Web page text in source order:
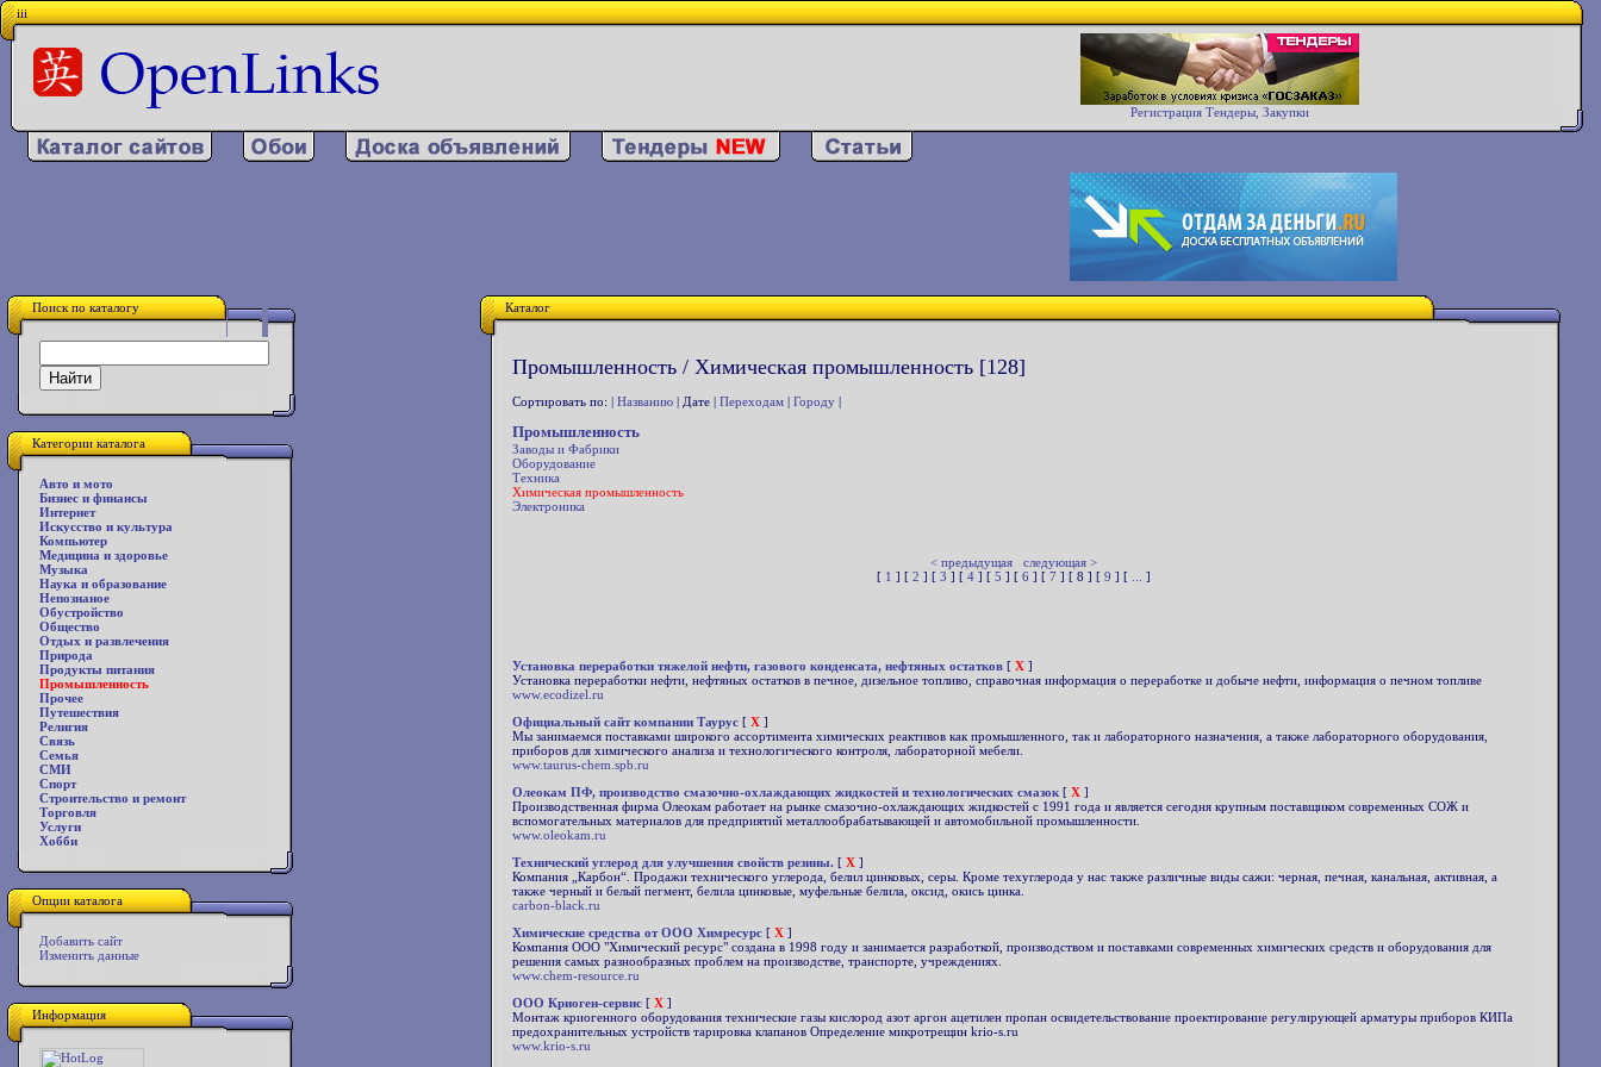
iii
Регистрация Тендеры, Закупки
Поиск по каталогу
Категории каталога
Авто и мото
Бизнес и финансы
Интернет
Искусство и культура
Компьютер
Медицина и здоровье
Музыка
Наука и образование
Непознаное
Обустройство
Общество
Отдых и развлечения
Природа
Продукты питания
Промышленность
Прочее
Путешествия
Религия
Связь
Семья
СМИ
Спорт
Строительство и ремонт
Торговля
Услуги
Хобби
Опции каталога
Добавить сайт
Изменить данные
Информация
Каталог
Промышленность / Химическая промышленность [128]
Сортировать по: | Названию | Дате | Переходам | Городу |
Промышленность
Заводы и Фабрики
Оборудование
Техника
Химическая промышленность
Электроника
< предыдущая
следующая >
[1 ] [2 ] [3 ] [4 ] [5 ] [6 ] [7 ] [ 8 ] [9 ] [... ]
Установка переработки тяжелой нефти, газового конденсата, нефтяных остатков [ X ]
Установка переработки нефти, нефтяных остатков в печное, дизельное топливо, справочная информация о переработке и добыче нефти, информация о печном топливе
www.ecodizel.ru
Официальный сайт компании Таурус [ X ]
Мы занимаемся поставками широкого ассортимента химических реактивов как промышленного, так и лабораторного назначения, а также лабораторного оборудования,
приборов для химического анализа и технологического контроля, лабораторной мебели.
www.taurus-chem.spb.ru
Олеокам ПФ, производство смазочно-охлаждающих жидкостей и технологических смазок [ X ]
Производственная фирма Олеокам работает на рынке смазочно-охлаждающих жидкостей с 1991 года и является сегодня крупным поставщиком современных СОЖ и
вспомогательных материалов для предприятий металлообрабатывающей и автомобильной промышленности.
www.oleokam.ru
Технический углерод для улучшения свойств резины. [ X ]
Компания „Карбон“. Продажи технического углерода, белил цинковых, серы. Кроме техуглерода у нас также различные виды сажи: черная, печная, канальная, активная, а
также черный и белый пегмент, белила цинковые, муфельные белила, оксид, окись цинка.
carbon-black.ru
Химические средства от ООО Химресурс [ X ]
Компания ООО "Химический ресурс" создана в 1998 году и занимается разработкой, производством и поставками современных химических средств и оборудования для
решения самых разнообразных проблем на производстве, транспорте, учреждениях.
www.chem-resource.ru
ООО Криоген-сервис [ X ]
Монтаж криогенного оборудования технические газы кислород азот аргон ацетилен пропан освидетельствование проектирование регулирующей арматуры приборов КИПа
предохранительных устройств тарировка клапанов Определение микротрещин krio-s.ru
www.krio-s.ru